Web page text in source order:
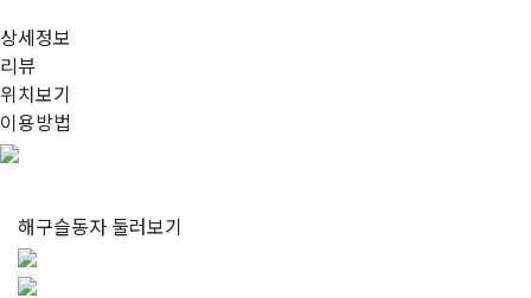
상세정보
리뷰
위치보기
이용방법
해구슬동자 둘러보기